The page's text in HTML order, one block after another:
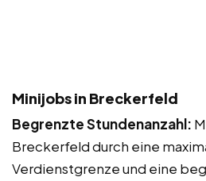
Minijobs in Breckerfeld
Begrenzte Stundenanzahl:
Breckerfeld durch eine
Verdienstgrenze und eine